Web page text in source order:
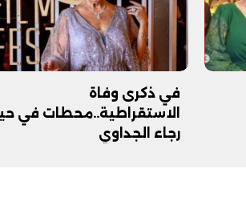
في ذكرى وفاة
الاستقراطية..محطات في
رجاء الجداوي